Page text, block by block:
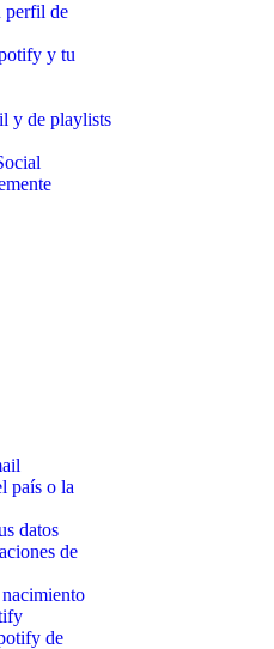
perfil de
y tu
y de playlists
país o la
datos
de
de